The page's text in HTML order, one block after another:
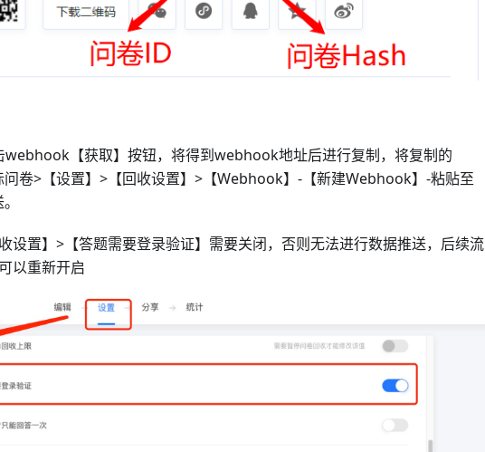
【获取】按钮，将得到webhook地址后进行复制，将复制的
卷>【设置】>【回收设置】>【Webhook】-【新建Webhook】-粘贴至
设置】>【答题需要登录验证】需要关闭，否则无法进行数据推送，后续流
以重新开启